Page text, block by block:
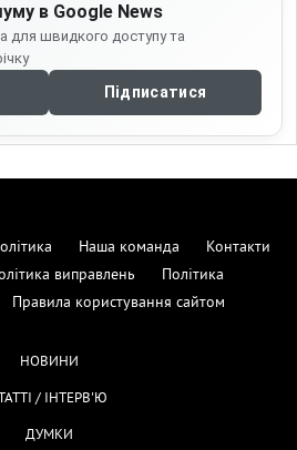
в Google News
для швидкого доступу та
Підписатися
Наша команда
Контакти
виправлень
Політика
Правила користування сайтом
НОВИНИ
/ ІНТЕРВ'Ю
ДУМКИ